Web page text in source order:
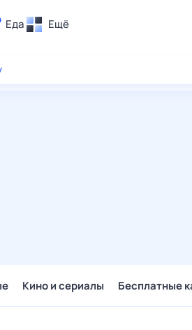
Еда Ещё
Кино и сериалы Бесплатные